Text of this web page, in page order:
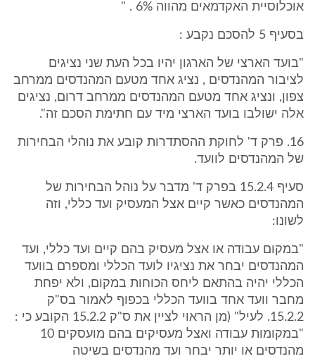
אוכלוסיית האקדמאים מהווה 6% . "
בסעיף 5 להסכם נקבע :
"בועד הארצי של הארגון יהיו בכל העת שני נציגים
לציבור המהנדסים , נציג אחד מטעם המהנדסים ממרחב
צפון, ונציג אחד מטעם המהנדסים ממרחב דרום, נציגים
אלה ישולבו בועד הארצי מיד עם חתימת הסכם זה".
16. פרק ד' לחוקת ההסתדרות קובע את נוהלי הבחירות
של המהנדסים לוועד.
סעיף 15.2.4 בפרק ד' מדבר על נוהל הבחירות של
המהנדסים כאשר קיים אצל המעסיק ועד כללי, וזה
לשונו:
"במקום עבודה או אצל מעסיק בהם קיים ועד כללי, ועד
המהנדסים יבחר את נציגיו לועד הכללי ומספרם בוועד
הכללי יהיה בהתאם ליחס הכוחות במקום, ולא יפחת
מחבר וועד אחד בוועד הכללי בכפוף לאמור בס"ק
15.2.2. לעיל" (מן הראוי לציין את ס"ק 15.2.2 הקובע כי :
"במקומות עבודה ואצל מעסיקים בהם מועסקים 10
מהנדסים או יותר יבחר ועד מהנדסים בשיטה